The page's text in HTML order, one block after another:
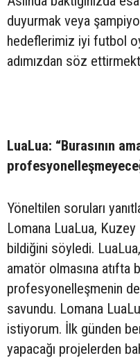
duyurmak veya
hedeflerimiz iyi futbol
adımızdan söz
LuaLua: “Burasının
Yöneltilen soruları
Lomana LuaLua, Kuzey
bildiğini söyledi.
amatör olmasına atıfta
profesyonelleşmenin
savundu. Lomana
istiyorum. İlk günden
yapacağı projelerden